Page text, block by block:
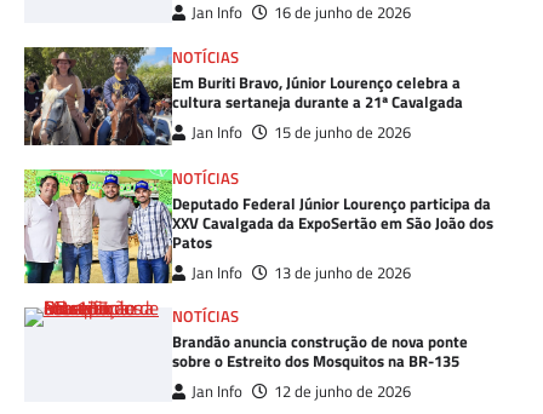
Jan Info
16 de junho de 2026
NOTÍCIAS
Em Buriti Bravo, Júnior Lourenço celebra a
cultura sertaneja durante a 21ª Cavalgada
Jan Info
15 de junho de 2026
NOTÍCIAS
Deputado Federal Júnior Lourenço participa da
XXV Cavalgada da ExpoSertão em São João dos
Patos
Jan Info
13 de junho de 2026
NOTÍCIAS
Brandão anuncia construção de nova ponte
sobre o Estreito dos Mosquitos na BR-135
Jan Info 12 de junho de 2026